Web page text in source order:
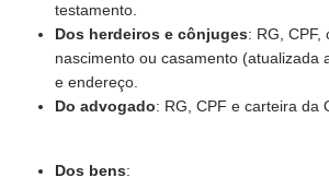
testamento.
Dos herdeiros e cônjuges: RG, CPF,
nascimento ou casamento (atualizada
e endereço.
Do advogado: RG, CPF e carteira da
Dos bens: